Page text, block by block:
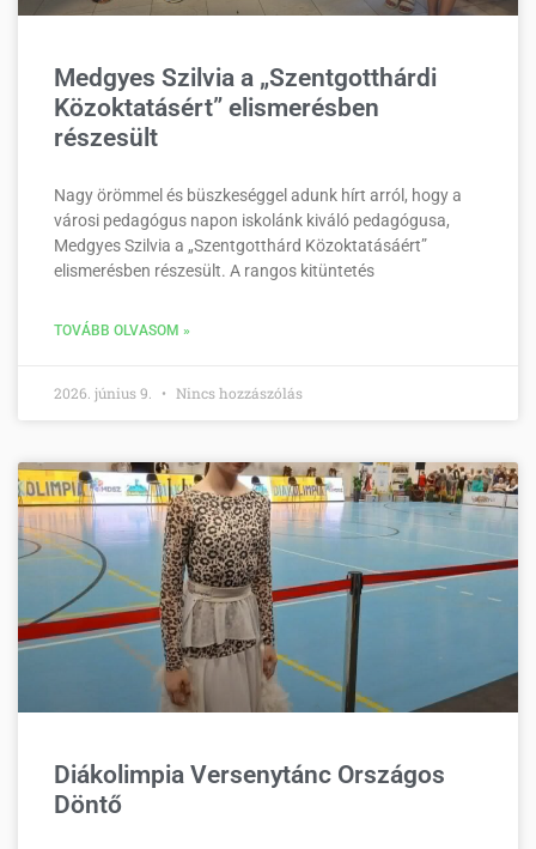
Medgyes Szilvia a „Szentgotthárdi
Közoktatásért” elismerésben
részesült
Nagy örömmel és büszkeséggel adunk hírt arról, hogy a
városi pedagógus napon iskolánk kiváló pedagógusa,
Medgyes Szilvia a „Szentgotthárd Közoktatásáért”
elismerésben részesült. A rangos kitüntetés
TOVÁBB OLVASOM »
2026. június 9. Nincs hozzászólás
Diákolimpia Versenytánc Országos
Döntő